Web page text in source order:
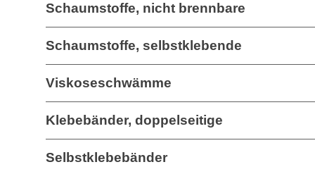
Schaumstoffe, nicht brennbare
Schaumstoffe, selbstklebende
Viskoseschwämme
Klebebänder, doppelseitige
Selbstklebebänder